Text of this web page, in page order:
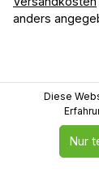
anders
Diese
Nur